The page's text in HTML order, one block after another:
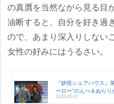
の真贋を当然ながら見る目
油断すると、自分を好き過
ので、あまり深入りしない
女性の好みにはうるさい。
『妖怪シェアハウス』
ーロー”のんべ＆ぬら
2022-05-07